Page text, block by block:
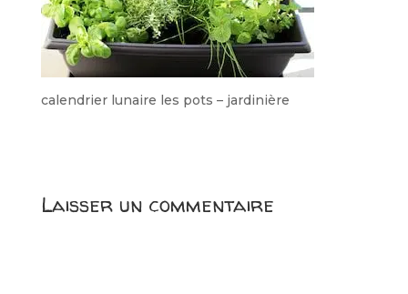
calendrier lunaire les pots – jardinière
Laisser un commentaire